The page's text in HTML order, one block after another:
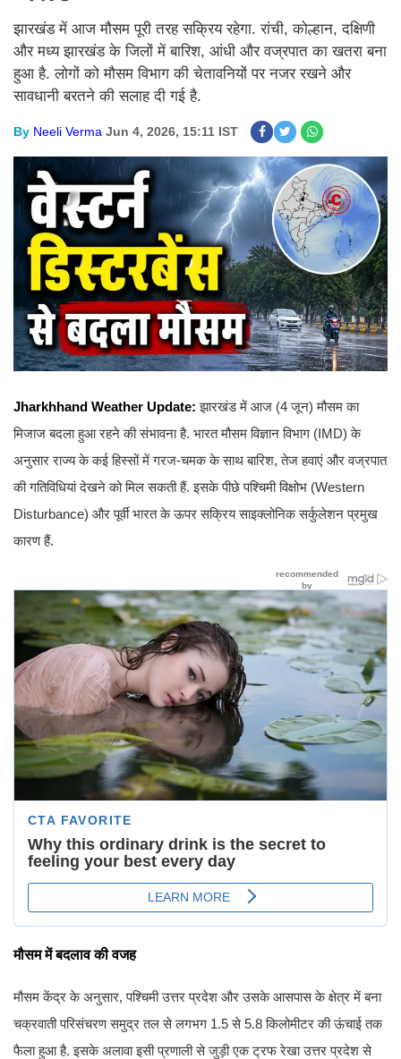
झारखंड में आज मौसम पूरी तरह सक्रिय रहेगा. रांची, कोल्हान, दक्षिणी
और मध्य झारखंड के जिलों में बारिश, आंधी और वज्रपात का खतरा बना
हुआ है. लोगों को मौसम विभाग की चेतावनियों पर नजर रखने और
सावधानी बरतने की सलाह दी गई है.
By Neeli Verma Jun 4, 2026, 15:11 IST
Jharkhhand Weather Update: झारखंड में आज (4 जून) मौसम का
मिजाज बदला हुआ रहने की संभावना है. भारत मौसम विज्ञान विभाग (IMD) के
अनुसार राज्य के कई हिस्सों में गरज-चमक के साथ बारिश, तेज हवाएं और वज्रपात
की गतिविधियां देखने को मिल सकती हैं. इसके पीछे पश्चिमी विक्षोभ (Western
Disturbance) और पूर्वी भारत के ऊपर सक्रिय साइक्लोनिक सर्कुलेशन प्रमुख
कारण हैं.
मौसम में बदलाव की वजह
मौसम केंद्र के अनुसार, पश्चिमी उत्तर प्रदेश और उसके आसपास के क्षेत्र में बना
चक्रवाती परिसंचरण समुद्र तल से लगभग 1.5 से 5.8 किलोमीटर की ऊंचाई तक
फैला हुआ है. इसके अलावा इसी प्रणाली से जुड़ी एक ट्रफ रेखा उत्तर प्रदेश से